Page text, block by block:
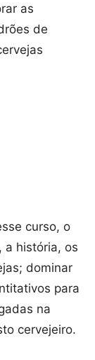
as
de
curso, o
a história, os
dominar
para
na
cervejeiro.